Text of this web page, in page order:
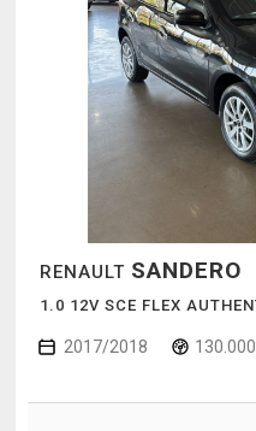
RENAULT SANDERO
1.0 12V SCE FLEX
2017/2018